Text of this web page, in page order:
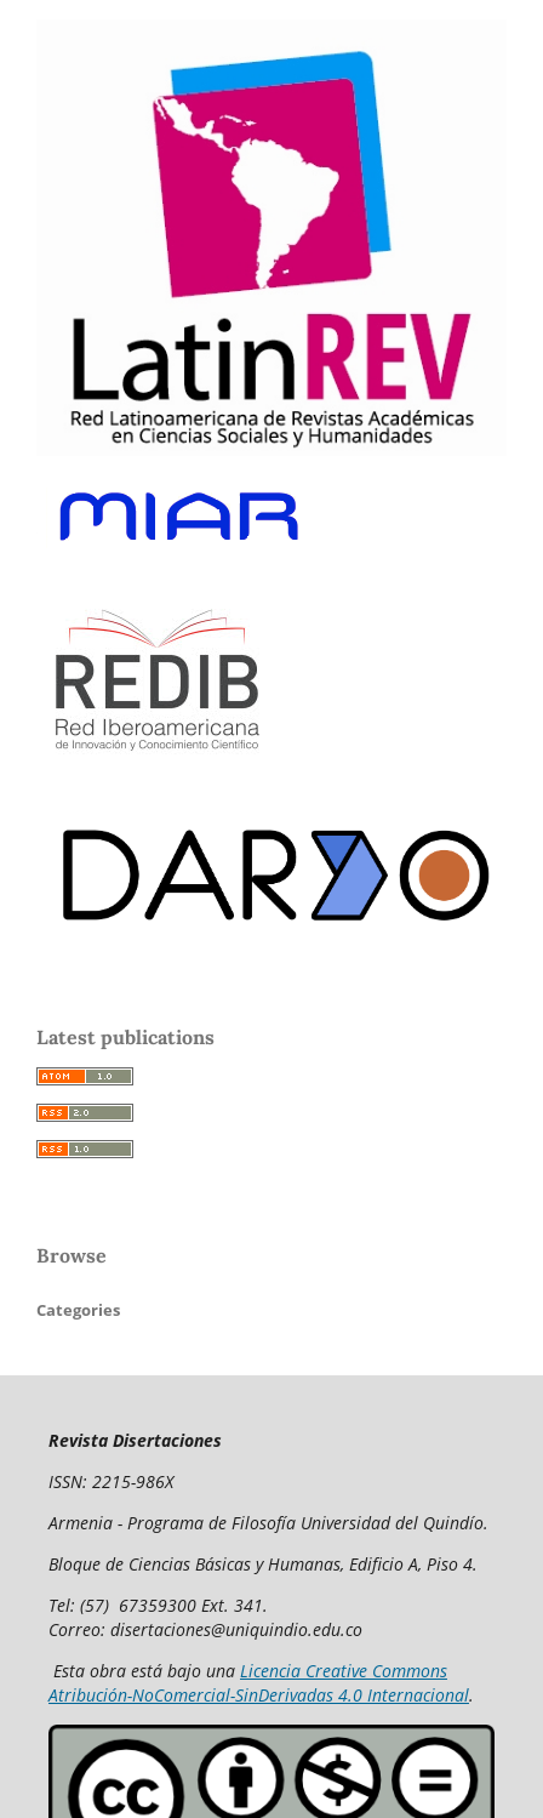
Latest publications
Browse
Categories
Revista Disertaciones
ISSN: 2215-986X
Armenia - Programa de Filosofía Universidad del Quindío.
Bloque de Ciencias Básicas y Humanas, Edificio A, Piso 4.
Tel: (57) 67359300 Ext. 341.
Correo: disertaciones@uniquindio.edu.co
Esta obra está bajo una Licencia Creative Commons
Atribución-NoComercial-SinDerivadas 4.0 Internacional.